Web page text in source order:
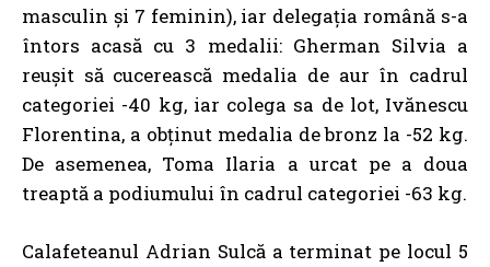
masculin și 7 feminin), iar delegația română s-a
întors acasă cu 3 medalii: Gherman Silvia a
reușit să cucerească medalia de aur în cadrul
categoriei -40 kg, iar colega sa de lot, Ivănescu
Florentina, a obținut medalia de bronz la -52 kg.
De asemenea, Toma Ilaria a urcat pe a doua
treaptă a podiumului în cadrul categoriei -63 kg.
Calafeteanul Adrian Sulcă a terminat pe locul 5